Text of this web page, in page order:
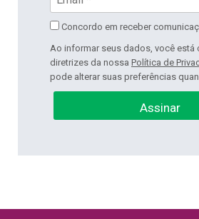
Concordo em receber
Ao informar seus dados, você está
diretrizes da nossa Política de
pode alterar suas preferências
Assinar